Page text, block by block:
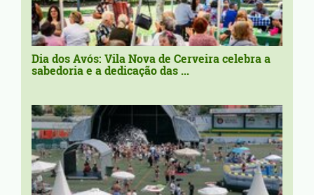
Dia dos Avós: Vila Nova de Cerveira celebra a
sabedoria e a dedicação das ...